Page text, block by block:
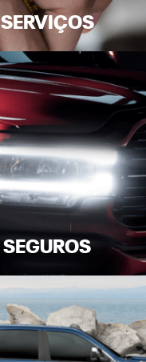
SERVIÇOS
SEGUROS